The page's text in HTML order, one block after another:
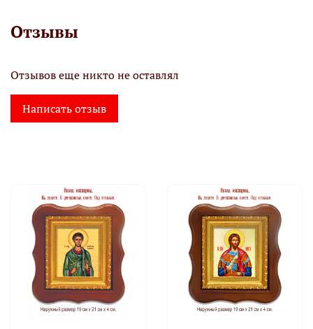
Отзывы
Отзывов еще никто не оставлял
Написать отзыв